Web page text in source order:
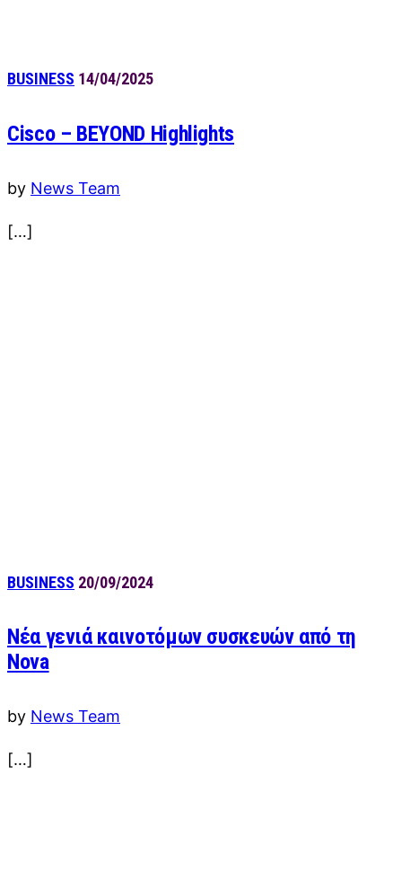
BUSINESS 14/04/2025
Cisco – BEYOND Highlights
by News Team
[…]
BUSINESS 20/09/2024
Νέα γενιά καινοτόμων συσκευών από τη
Nova
by News Team
[…]